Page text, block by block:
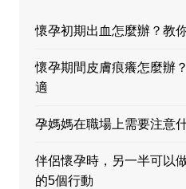
懷孕初期出血怎麼辦？教
懷孕期間皮膚痕癢怎麼辦
適
孕媽媽在職場上需要注意
伴侶懷孕時，另一半可以
的5個行動